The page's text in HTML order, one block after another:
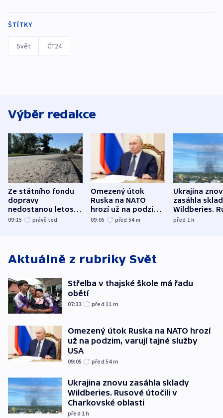
ŠTÍTKY
Svět ČT24
Výběr redakce
Ze státního fondu
dopravy
nedostanou letos
kraje na silnice ani
09:15 právě teď
Omezený útok
Ruska na NATO
hrozí už na podzim,
varují tajné služby
09:05 před 54 m
Ukrajina
zasáhla
Wildberies.
útočili v
před 1h
Aktuálně z rubriky Svět
Střelba v thajské škole má řadu
obětí
07:33 před 11 m
Omezený útok Ruska na NATO hrozí
už na podzim, varují tajné služby
USA
09:05 před 54m
Ukrajina znovu zasáhla sklady
Wildberies. Rusové útočili v
Charkovské oblasti
před 1h